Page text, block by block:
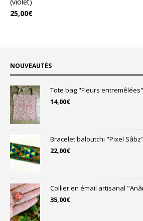
(violet)
25,00€
NOUVEAUTÉS
Tote bag "Fleurs
14,00€
Bracelet baloutchi "Pixel Sâbz"
22,00€
Collier en émail artisanal
35,00€